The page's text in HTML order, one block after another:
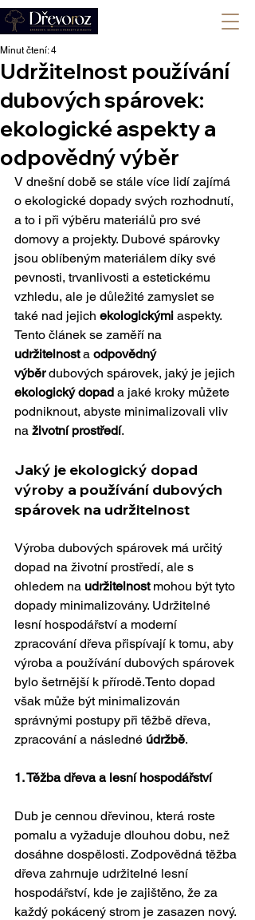
Udržitelnost používání
dubových spárovek:
ekologické aspekty a
odpovědný výběr
Minut čtení: 4
V dnešní době se stále více lidí zajímá
o ekologické dopady svých rozhodnutí,
a to i při výběru materiálů pro své
domovy a projekty. Dubové spárovky
jsou oblíbeným materiálem díky své
pevnosti, trvanlivosti a estetickému
vzhledu, ale je důležité zamyslet se
také nad jejich ekologickými aspekty.
Tento článek se zaměří na
udržitelnost a odpovědný
výběr dubových spárovek, jaký je jejich
ekologický dopad a jaké kroky můžete
podniknout, abyste minimalizovali vliv
na životní prostředí.
Jaký je ekologický dopad
výroby a používání dubových
spárovek na udržitelnost
Výroba dubových spárovek má určitý
dopad na životní prostředí, ale s
ohledem na udržitelnost mohou být tyto
dopady minimalizovány. Udržitelné
lesní hospodářství a moderní
zpracování dřeva přispívají k tomu, aby
výroba a používání dubových spárovek
bylo šetrnější k přírodě.Tento dopad
však může být minimalizován
správnými postupy při těžbě dřeva,
zpracování a následné údržbě.
1. Těžba dřeva a lesní hospodářství
Dub je cennou dřevinou, která roste
pomalu a vyžaduje dlouhou dobu, než
dosáhne dospělosti. Zodpovědná těžba
dřeva zahrnuje udržitelné lesní
hospodářství, kde je zajištěno, že za
každý pokácený strom je zasazen nový.